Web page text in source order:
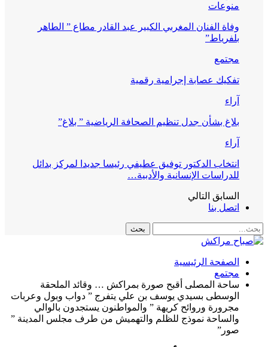
منوعات
وفاة الفنان المغربي الكبير عبد القادر مطاع ” الطاهر
بلفرياط”
مجتمع
تفكيك عصابة إجرامية رقمية
آراء
بلاغ بشأن جدل تنظيم الصحافة الرياضية ” بلاغ”
آراء
انتخاب الدكتور توفيق عطيفي رئيسا جديدا لمركز بدائل
للدراسات الإنسانية والأدبية…
السابق التالي
اتصل بنا
الصفحة الرئيسية
مجتمع
ساحة المصلى أقبح صورة بمراكش … وقائد الملحقة
الوسطى بسيدي يوسف بن علي يتفرج ” دواب وبول وعربات
مجرورة وروائح كريهة ” والمواطنون يستجدون بالوالي
والساحة نموذج للظلم والتهميش من طرف مجلس المدينة ”
صور”